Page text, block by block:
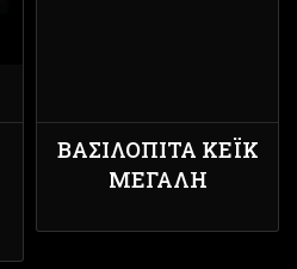
ΒΑΣΙΛΌΠΙΤΑ ΚΈΙΚ
ΜΕΓΆΛΗ